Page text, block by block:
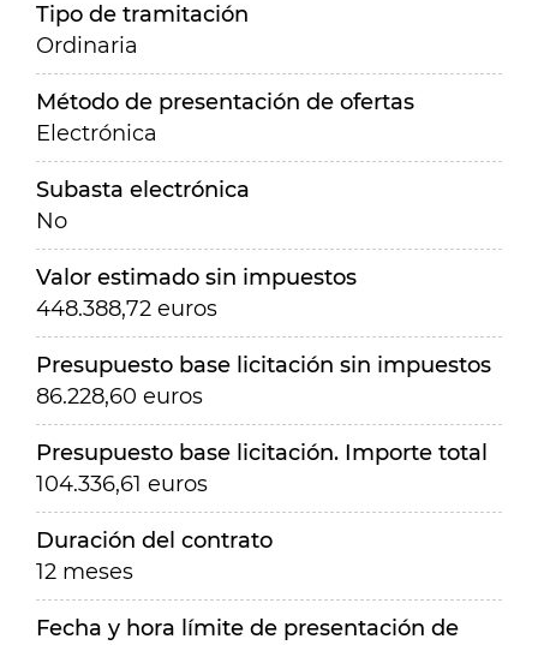
Tipo de tramitación
Ordinaria
Método de presentación de ofertas
Electrónica
Subasta electrónica
No
Valor estimado sin impuestos
448.388,72 euros
Presupuesto base licitación sin impuestos
86.228,60 euros
Presupuesto base licitación. Importe total
104.336,61 euros
Duración del contrato
12 meses
Fecha y hora límite de presentación de